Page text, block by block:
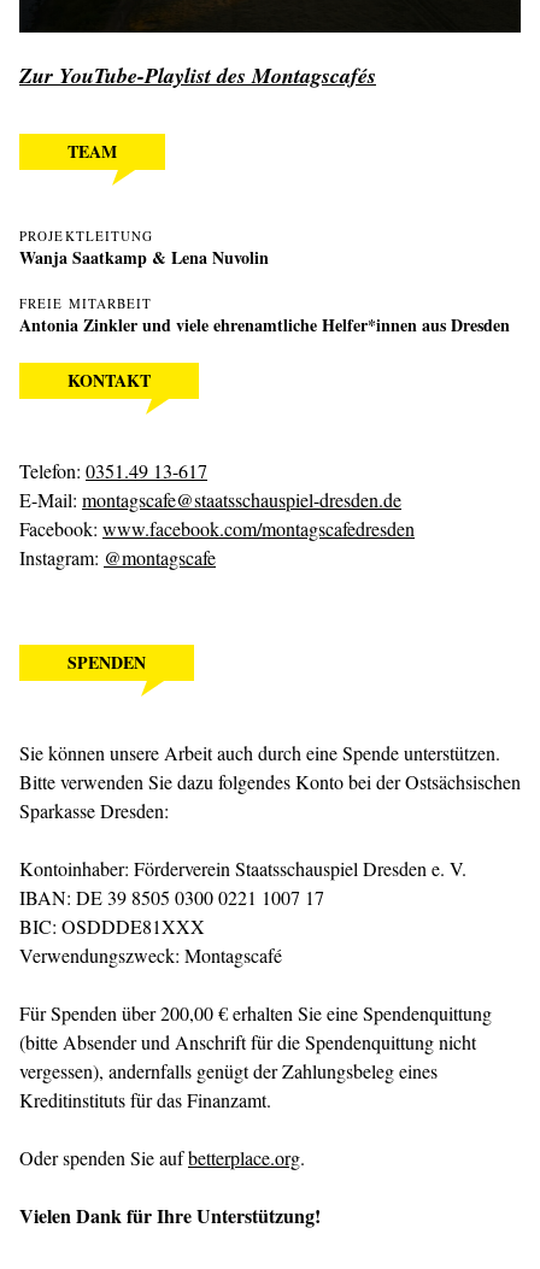
Zur YouTube-Playlist des Montagscafés
TEAM
PROJEKTLEITUNG
Wanja Saatkamp& Lena Nuvolin
FREIE MITARBEIT
Antonia Zinkler und viele ehrenamtliche Helfer*innen aus Dresden
KONTAKT
Telefon: 0351.49 13-617
E-Mail: montagscafe@staatsschauspiel-dresden.de
Facebook: www.facebook.com/montagscafedresden
Instagram: @montagscafe
SPENDEN
Sie können unsere Arbeit auch durch eine Spende unterstützen.
Bitte verwenden Sie dazu folgendes Konto bei der Ostsächsischen
Sparkasse Dresden:
Kontoinhaber: Förderverein Staatsschauspiel Dresden e. V.
IBAN: DE 39 8505 0300 0221 1007 17
BIC: OSDDDE81XXX
Verwendungszweck: Montagscafé
Für Spenden über 200,00 € erhalten Sie eine Spendenquittung
(bitte Absender und Anschrift für die Spendenquittung nicht
vergessen), andernfalls genügt der Zahlungsbeleg eines
Kreditinstituts für das Finanzamt.
Oder spenden Sie aufbetterplace.org.
Vielen Dank für Ihre Unterstützung!